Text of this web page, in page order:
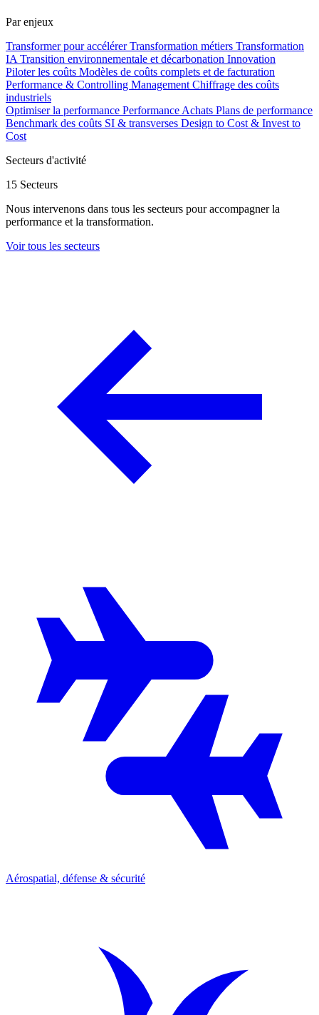
Par enjeux
Transformer pour accélérer Transformation métiers Transformation
IA Transition environnementale et décarbonation Innovation
Piloter les coûts Modèles de coûts complets et de facturation
Performance & Controlling Management Chiffrage des coûts
industriels
Optimiser la performance Performance Achats Plans de performance
Benchmark des coûts SI & transverses Design to Cost & Invest to
Cost
Secteurs d'activité
15 Secteurs
Nous intervenons dans tous les secteurs pour accompagner la
performance et la transformation.
Voir tous les secteurs
Aérospatial, défense & sécurité